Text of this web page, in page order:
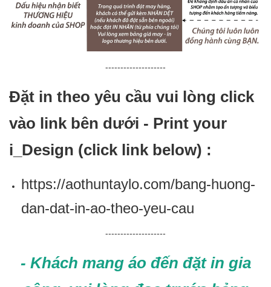
--------------------
Đặt in theo yêu cầu vui lòng click
vào link bên dưới - Print your
i_Design (click link below) :
https://aothuntaylo.com/bang-huong-
dan-dat-in-ao-theo-yeu-cau
--------------------
- Khách mang áo đến đặt in gia